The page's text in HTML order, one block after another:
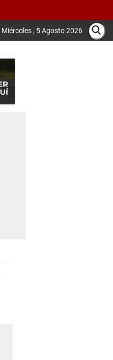
Miércoles , 5 Agosto 2026